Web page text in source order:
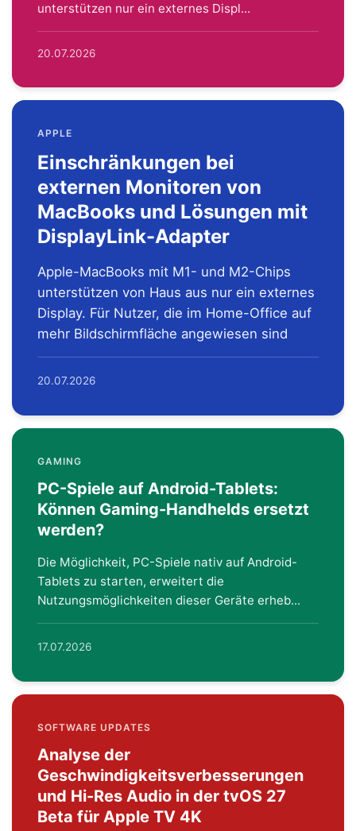
unterstützen nur ein externes Displ...
20.07.2026
APPLE
Einschränkungen bei
externen Monitoren von
MacBooks und Lösungen mit
DisplayLink-Adapter
Apple-MacBooks mit M1- und M2-Chips
unterstützen von Haus aus nur ein externes
Display. Für Nutzer, die im Home-Office auf
mehr Bildschirmfläche angewiesen sind
20.07.2026
GAMING
PC-Spiele auf Android-Tablets:
Können Gaming-Handhelds ersetzt
werden?
Die Möglichkeit, PC-Spiele nativ auf Android-
Tablets zu starten, erweitert die
Nutzungsmöglichkeiten dieser Geräte erheb...
17.07.2026
SOFTWARE UPDATES
Analyse der
Geschwindigkeitsverbesserungen
und Hi-Res Audio in der tvOS 27
Beta für Apple TV 4K